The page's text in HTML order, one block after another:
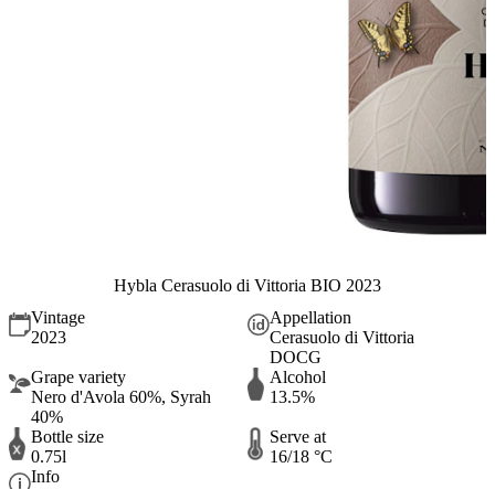
Hybla Cerasuolo di Vittoria BIO 2023
Vintage
2023
Appellation
Cerasuolo di Vittoria
DOCG
Grape variety
Nero d'Avola 60%, Syrah
40%
Alcohol
13.5%
Bottle size
0.75l
Serve at
16/18 °C
Info